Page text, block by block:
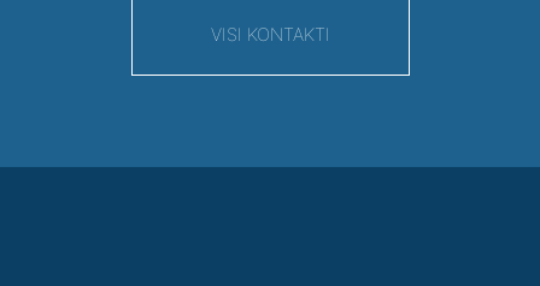
VISI KONTAKTI